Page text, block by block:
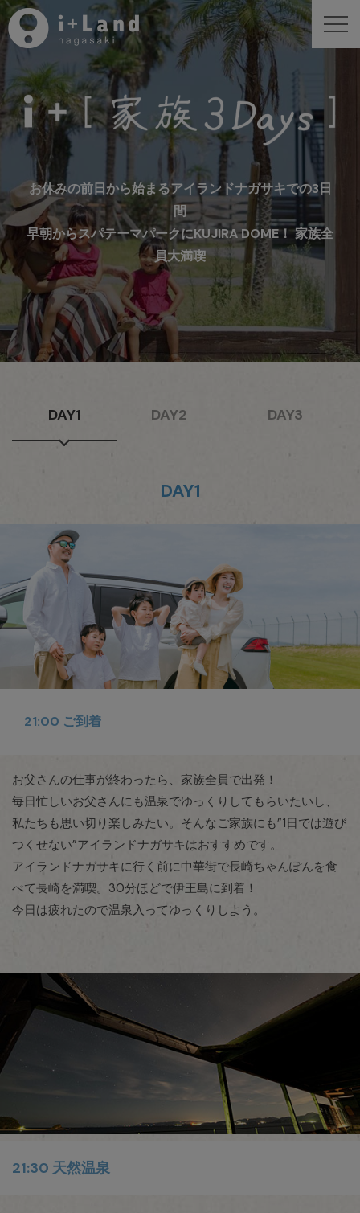
お休みの前日から始まるアイランドナガサキでの3日
間
早朝からスパテーマパークにKUJIRA DOME！ 家族全
員大満喫
DAY1 DAY2 DAY3
DAY1
21:00 ご到着
お父さんの仕事が終わったら、家族全員で出発！
毎日忙しいお父さんにも温泉でゆっくりしてもらいたいし、
私たちも思い切り楽しみたい。そんなご家族にも”1日では遊び
つくせない”アイランドナガサキはおすすめです。
アイランドナガサキに行く前に中華街で長崎ちゃんぽんを食
べて長崎を満喫。30分ほどで伊王島に到着！
今日は疲れたので温泉入ってゆっくりしよう。
21:30 天然温泉